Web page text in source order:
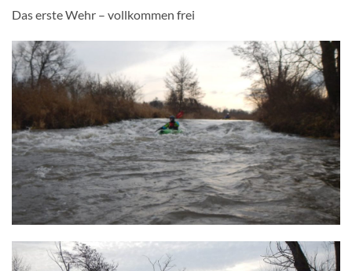
Das erste Wehr – vollkommen frei